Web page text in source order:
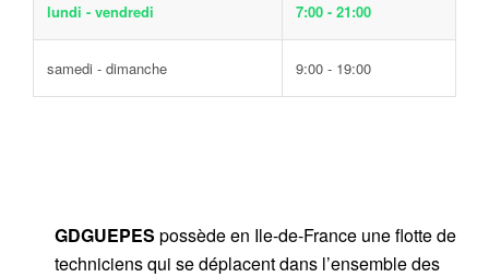
lundi - vendredi 7:00 - 21:00
samedi - dimanche 9:00 - 19:00
GDGUEPES possède en Ile-de-France une flotte de
techniciens qui se déplacent dans l’ensemble des